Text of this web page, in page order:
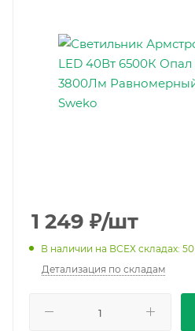
1 249 ₽/шт
В наличии на ВСЕХ складах: 50
Детализация по складам